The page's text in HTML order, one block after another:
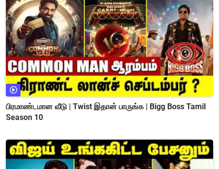
பிரமாண்டமான வீடு | Twist இதான் பாருங்க | Bigg Boss Tamil
Season 10